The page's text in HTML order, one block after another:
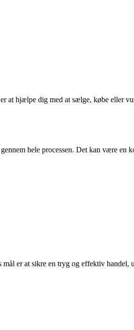
hjælpe dig med at sælge, købe eller
hele processen. Det kan være
er at sikre en tryg og effektiv